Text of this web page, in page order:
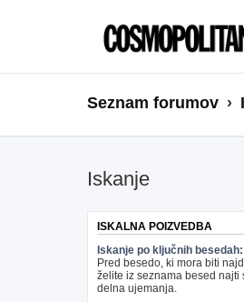
Seznam forumov
Iskanje
ISKALNA POIZVEDBA
Iskanje po ključnih besedah:
Pred besedo, ki mora biti
želite iz seznama besed najti
delna ujemanja.